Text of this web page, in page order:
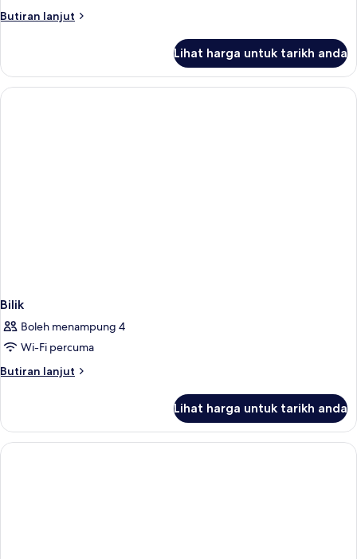
1
View
Butiran lanjut
Butiran
Double
or
Twin
Lihat harga untuk tarikh anda
Bilik
Boleh menampung 4
Wi-Fi percuma
Butiran lanjut
Butiran
Lihat harga untuk tarikh anda